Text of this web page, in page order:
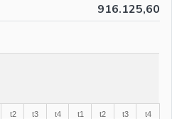
916.125,60
t2 t3 t4
t1
t2 t3 t4